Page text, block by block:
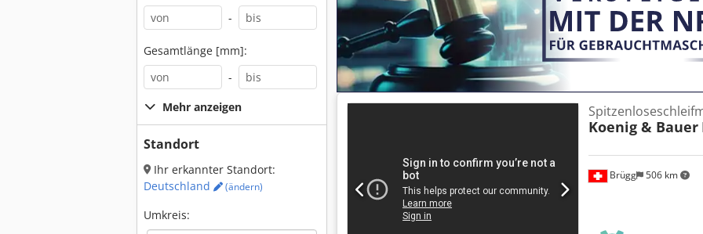
-
Gesamtlänge [mm]:
-
Mehr anzeigen
Standort
Ihr erkannter Standort:
Deutschland
(ändern)
Umkreis:
Feuchtauftragwalze, Ø 135mm, new (5 pieces) - no. 374.1199.1
Feuchtdosierwalze, Ø 130mm, new (3 pieces) - no. 90001067
80mm, used (2 pieces) Cjdjv Ebf Hspfx Ahmsrf - no. 90008616
102.3mm, used (1 piece) - Rilsan Oscillating roller / Beschwerwalze,
Brügg 506 km
Koenig & Bauer